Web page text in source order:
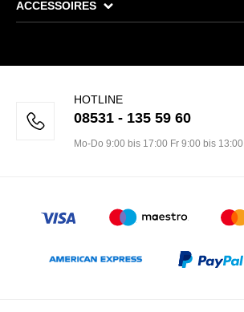
ACCESSOIRES
HOTLINE
08531 - 135 59 60
Mo-Do 9:00 bis 17:00 Fr 9:00 bis 13:00